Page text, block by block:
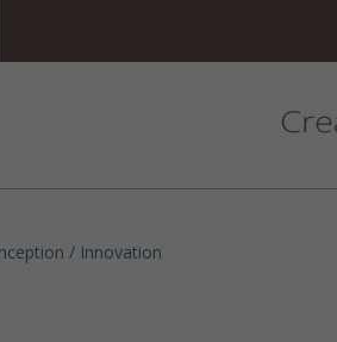
/ Innovation